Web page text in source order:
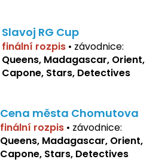
Slavoj RG Cup
finální rozpis • závodnice:
Queens, Madagascar, Orient,
Capone, Stars, Detectives
Cena města Chomutova
finální rozpis • závodnice:
Queens, Madagascar, Orient,
Capone, Stars, Detectives